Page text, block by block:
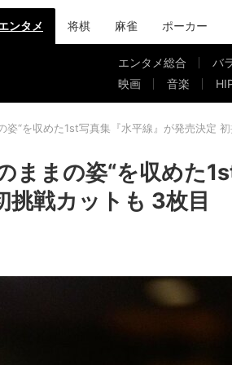
ンタメ 将棋 麻雀 ポーカー
エンタメ総合 バ
映画
音楽
姿“を収めた1st写真集『水平線』が発売決定
ままの姿“を収めた
挑戦カットも 3枚目